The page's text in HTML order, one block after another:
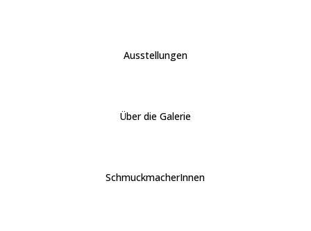
Ausstellungen
Über die Galerie
SchmuckmacherInnen